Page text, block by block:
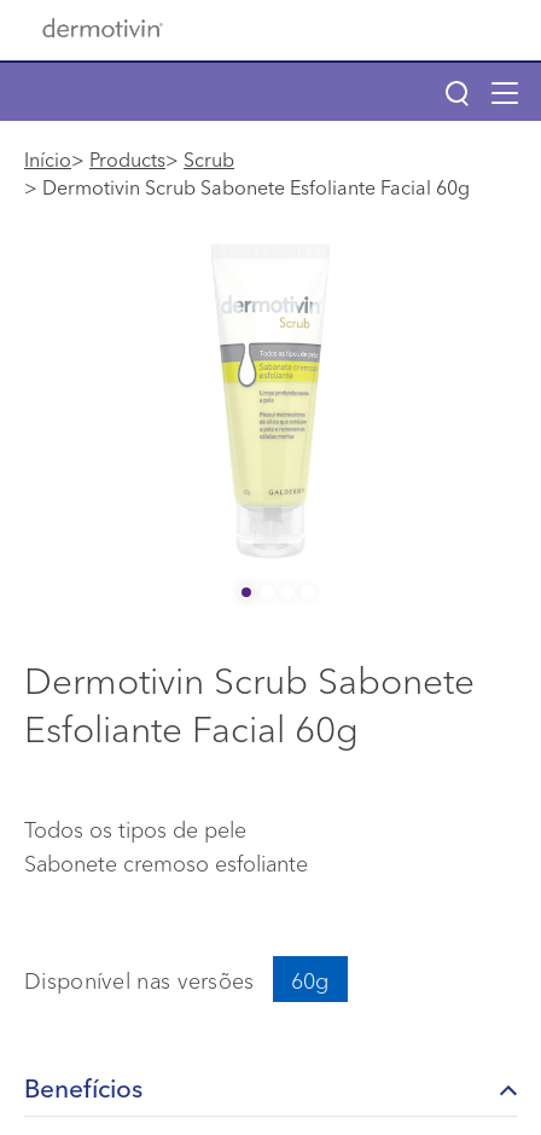
Pular para o conteúdo principal
Main navigation
Main navigation
Descubra seu tipo de pele
Info menu
Início Products
Scrub
Dermotivin Scrub Sabonete Esfoliante Facial 60g
Dermotivin Scrub Sabonete
Esfoliante Facial 60g
Todos os tipos de pele
Sabonete cremoso esfoliante
Disponível nas versões 60g
Benefícios